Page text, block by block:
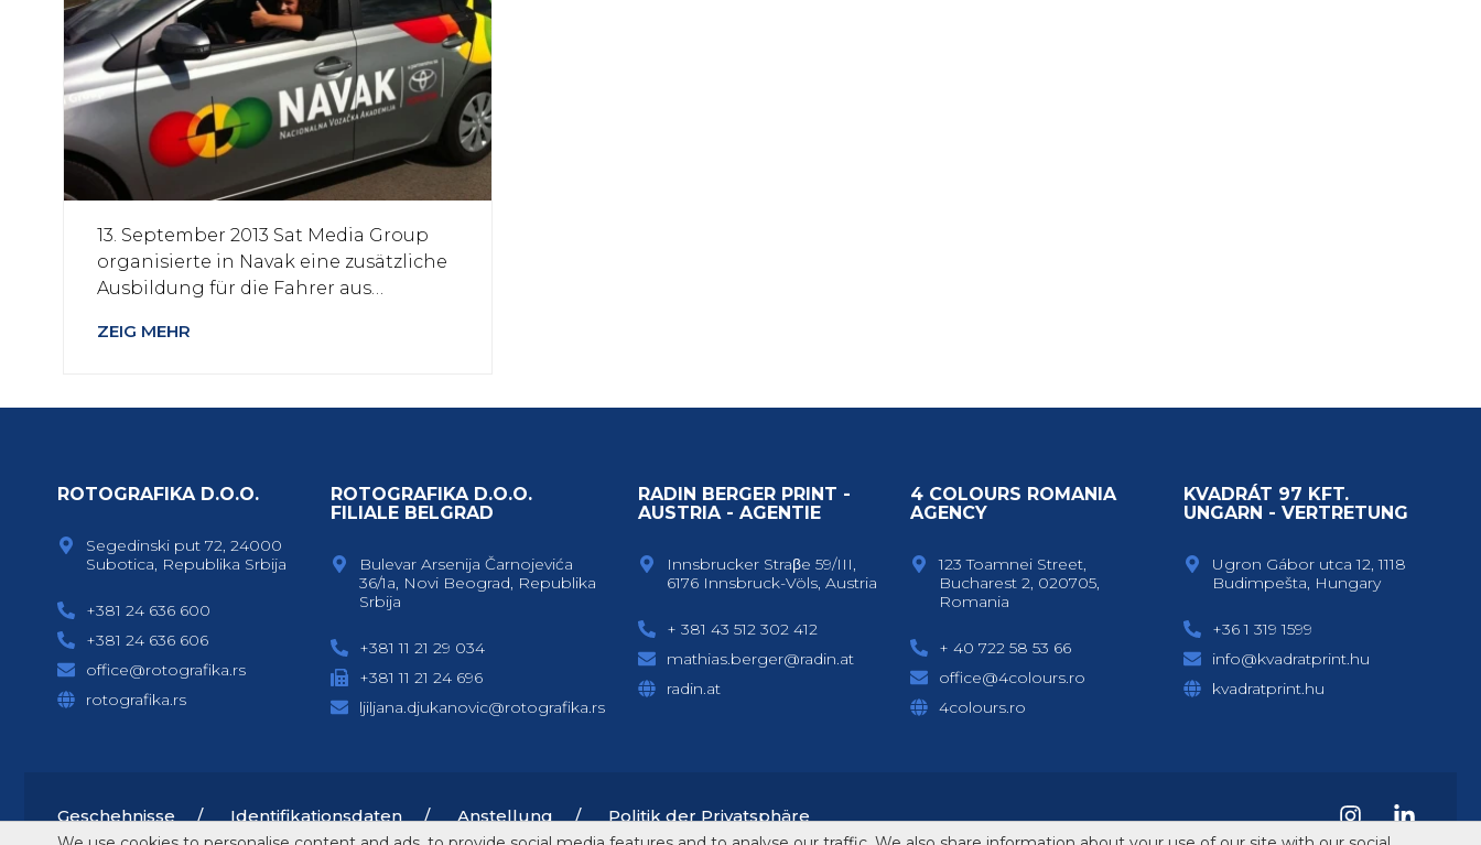
13. September 2013 Sat Media Group
organisierte in Navak eine zusätzliche
Ausbildung für die Fahrer aus…
ZEIG MEHR
ROTOGRAFIKA D.O.O.
Segedinski put 72, 24000
Subotica, Republika Srbija
+381 24 636 600
+381 24 636 606
office@rotografika.rs
rotografika.rs
ROTOGRAFIKA D.O.O.
FILIALE BELGRAD
Bulevar Arsenija Čarnojevića
36/1a, Novi Beograd, Republika
Srbija
+381 11 21 29 034
+381 11 21 24 696
ljiljana.djukanovic@rotografika.rs
RADIN BERGER PRINT -
AUSTRIA - AGENTIE
Innsbrucker Straβe 59/III,
6176 Innsbruck-Völs, Austria
+ 381 43 512 302 412
mathias.berger@radin.at
radin.at
4 COLOURS ROMANIA
AGENCY
123 Toamnei Street,
Bucharest 2, 020705,
Romania
+ 40 722 58 53 66
office@4colours.ro
4colours.ro
KVADRÁT 97 KFT.
UNGARN - VERTRETUNG
Ugron Gábor utca 12, 1118
Budimpešta, Hungary
+36 1 319 1599
info@kvadratprint.hu
kvadratprint.hu
Geschehnisse Identifikationsdaten Anstellung Politik der Privatsphäre